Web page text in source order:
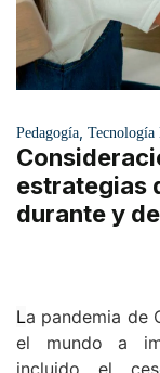
Pedagogía Tecnología
estrategias
durante y
La pandemia de
el mundo a
incluido el